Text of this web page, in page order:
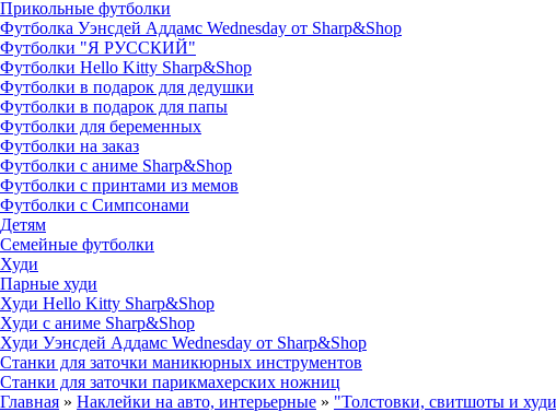
Прикольные футболки
Футболка Уэнсдей Аддамс Wednesday от Sharp&Shop
Футболки "Я РУССКИЙ"
Футболки Hello Kitty Sharp&Shop
Футболки в подарок для дедушки
Футболки в подарок для папы
Футболки для беременных
Футболки на заказ
Футболки с аниме Sharp&Shop
Футболки с принтами из мемов
Футболки с Симпсонами
Детям
Семейные футболки
Худи
Парные худи
Худи Hello Kitty Sharp&Shop
Худи с аниме Sharp&Shop
Худи Уэнсдей Аддамс Wednesday от Sharp&Shop
Станки для заточки маникюрных инструментов
Станки для заточки парикмахерских ножниц
Главная » Наклейки на авто, интерьерные » "Толстовки, свитшоты и